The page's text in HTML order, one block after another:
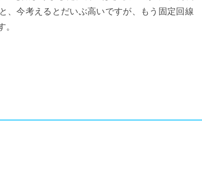
、今考えるとだいぶ高いですが、もう固定回線